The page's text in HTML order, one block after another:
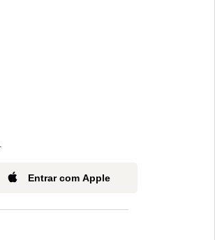
Entrar com Apple